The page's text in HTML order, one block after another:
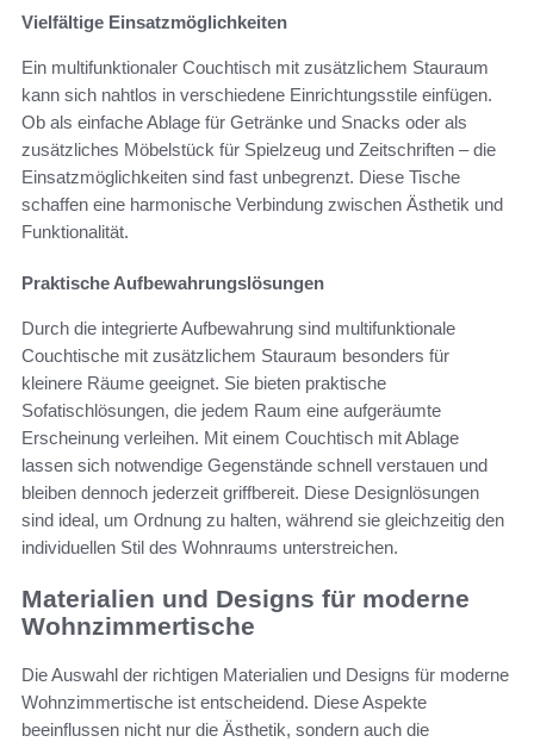
Vielfältige Einsatzmöglichkeiten
Ein multifunktionaler Couchtisch mit zusätzlichem Stauraum
kann sich nahtlos in verschiedene Einrichtungsstile einfügen.
Ob als einfache Ablage für Getränke und Snacks oder als
zusätzliches Möbelstück für Spielzeug und Zeitschriften – die
Einsatzmöglichkeiten sind fast unbegrenzt. Diese Tische
schaffen eine harmonische Verbindung zwischen Ästhetik und
Funktionalität.
Praktische Aufbewahrungslösungen
Durch die integrierte Aufbewahrung sind multifunktionale
Couchtische mit zusätzlichem Stauraum besonders für
kleinere Räume geeignet. Sie bieten praktische
Sofatischlösungen, die jedem Raum eine aufgeräumte
Erscheinung verleihen. Mit einem Couchtisch mit Ablage
lassen sich notwendige Gegenstände schnell verstauen und
bleiben dennoch jederzeit griffbereit. Diese Designlösungen
sind ideal, um Ordnung zu halten, während sie gleichzeitig den
individuellen Stil des Wohnraums unterstreichen.
Materialien und Designs für moderne
Wohnzimmertische
Die Auswahl der richtigen Materialien und Designs für moderne
Wohnzimmertische ist entscheidend. Diese Aspekte
beeinflussen nicht nur die Ästhetik, sondern auch die